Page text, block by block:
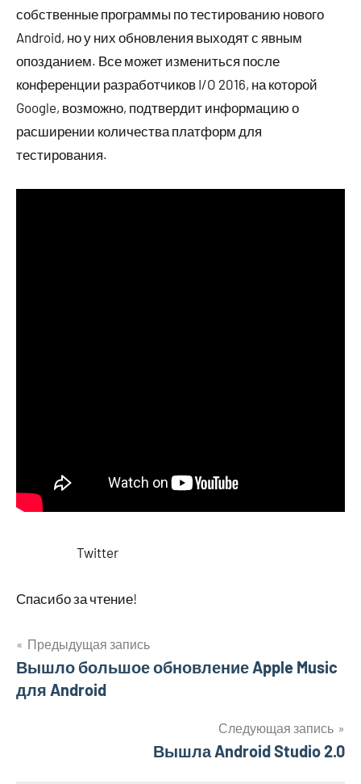
собственные программы по тестированию нового
Android, но у них обновления выходят с явным
опозданием. Все может измениться после
конференции разработчиков I/O 2016, на которой
Google, возможно, подтвердит информацию о
расширении количества платформ для
тестирования.
Twitter
Спасибо за чтение!
Навигация
по
Предыдущая запись
Вышло большое обновление Apple Music
для Android
Следующая запись
Вышла Android Studio 2.0